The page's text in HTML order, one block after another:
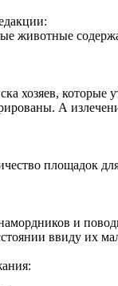
животные
хозяев,
А
площадок
и
ввиду их